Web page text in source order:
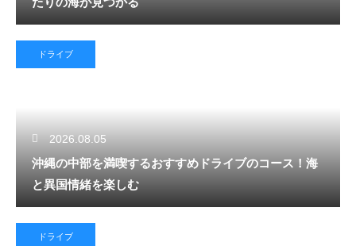
ドライブ
2026.08.05
沖縄の中部を満喫するおすすめドライブのコース！海
と異国情緒を楽しむ
ドライブ